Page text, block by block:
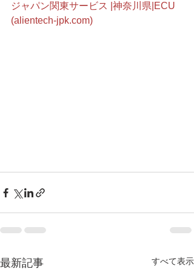
ジャパン関東サービス |神奈川県|ECU
(alientech-jpk.com)
最新記事 すべて表示